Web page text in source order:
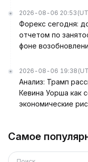
2026-08-06 20:53
Форекс сегодня:
отчетом по
фоне
2026-08-06 19:38
Анализ: Трамп
Кевина Уорша как
экономические
Самое